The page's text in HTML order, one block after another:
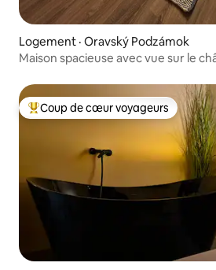
Logement · Oravský Podzámok
Maison spacieuse avec vue sur le
Coup de cœur voyageurs parmi les
Coup de cœur voyageurs